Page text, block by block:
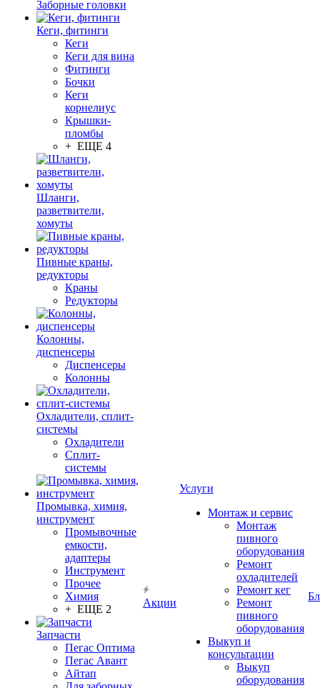
Заборные головки
Кеги, фитинги
Кеги
Кеги для вина
Фитинги
Бочки
Кеги
корнелиус
Крышки-
пломбы
+ ЕЩЕ 4
Шланги,
разветвители,
хомуты
Пивные краны,
редукторы
Краны
Редукторы
Колонны,
диспенсеры
Диспенсеры
Колонны
Охладители, сплит-
системы
Охладители
Сплит-
системы
Промывка, химия,
инструмент
Промывочные
емкости,
адаптеры
Инструмент
Прочее
Химия
+ ЕЩЕ 2
Запчасти
Пегас Оптима
Пегас Авант
Айтап
Акции
Услуги
Монтаж и сервис
Монтаж
пивного
оборудования
Ремонт
охладителей
Ремонт кег
Ремонт
пивного
оборудования
Выкуп и
консультации
Выкуп
оборудования